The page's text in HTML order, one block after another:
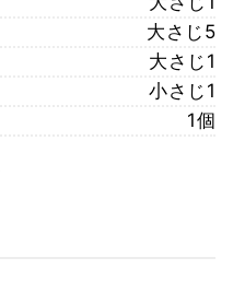
大さじ5
大さじ1
小さじ1
1個